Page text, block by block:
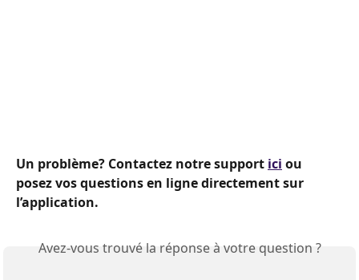
Un problème? Contactez notre support ici ou
posez vos questions en ligne directement sur
l’application.
Avez-vous trouvé la réponse à votre question ?